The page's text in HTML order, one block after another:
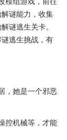
谜能力，收集
谜逃生关卡。
逃生挑战，有
，她是一个邪恶
控机械等，才能